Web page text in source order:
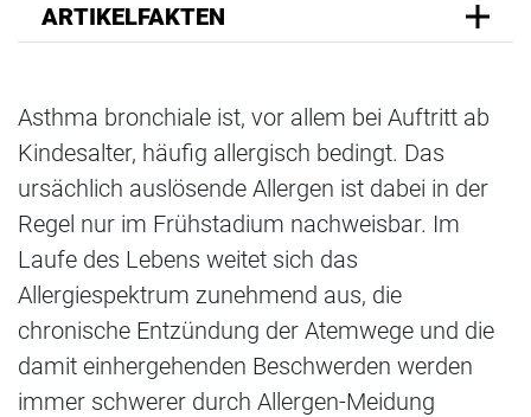
ARTIKELFAKTEN
Asthma bronchiale ist, vor allem bei Auftritt ab
Kindesalter, häufig allergisch bedingt. Das
ursächlich auslösende Allergen ist dabei in der
Regel nur im Frühstadium nachweisbar. Im
Laufe des Lebens weitet sich das
Allergiespektrum zunehmend aus, die
chronische Entzündung der Atemwege und die
damit einhergehenden Beschwerden werden
immer schwerer durch Allergen-Meidung